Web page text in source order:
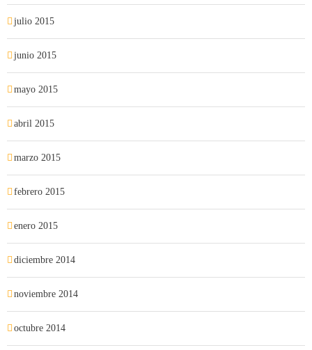
julio 2015
junio 2015
mayo 2015
abril 2015
marzo 2015
febrero 2015
enero 2015
diciembre 2014
noviembre 2014
octubre 2014